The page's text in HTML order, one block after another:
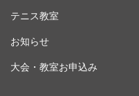
テニス教室
お知らせ
大会・教室お申込み